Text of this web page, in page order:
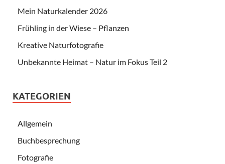
Mein Naturkalender 2026
Frühling in der Wiese – Pflanzen
Kreative Naturfotografie
Unbekannte Heimat – Natur im Fokus Teil 2
KATEGORIEN
Allgemein
Buchbesprechung
Fotografie